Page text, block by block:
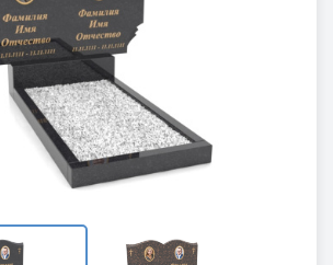
ОГРАДЫ И СКАМЕЙКИ
СТРОИТЕЛЬСТВО
ЭЛЕМЕНТЫ ИЗ ГРАНИТА